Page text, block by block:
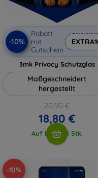
-10%
Rabatt
mit
Gutschein
3mk Privacy Schutzglas
Maßgeschneidert
hergestellt
20,90 €
18,80 €
Auf Lager 3 Stk.
-10%